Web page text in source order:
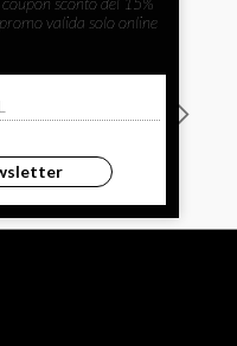
valida solo online